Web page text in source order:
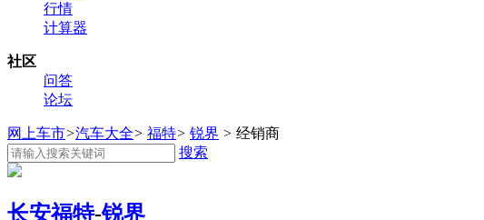
行情
计算器
社区
问答
论坛
网上车市>汽车大全> 福特> 锐界 > 经销商
搜索
长安福特-锐界